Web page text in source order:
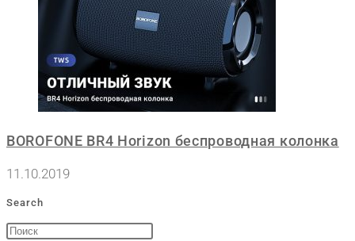
BOROFONE BR4 Horizon беспроводная колонка
11.10.2019
Search